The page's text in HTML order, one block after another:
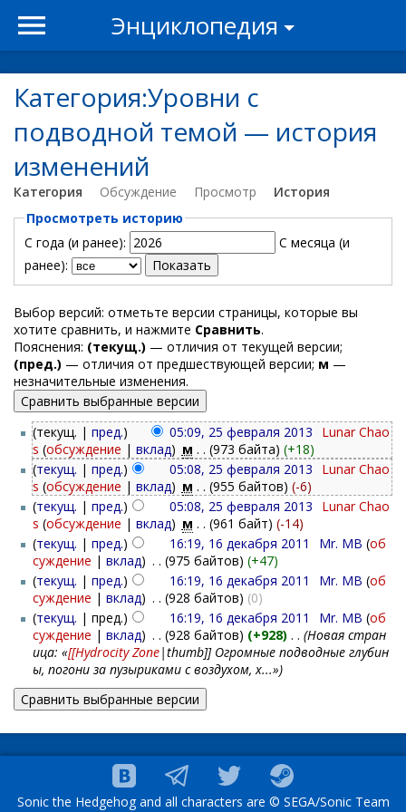
Энциклопедия
Категория:Уровни с
подводной темой — история
изменений
Категория Обсуждение Просмотр
История
Просмотреть историю
С года (и ранее):
С месяца (и
ранее):
Выбор версий: отметьте версии страницы, которые вы
хотите сравнить, и нажмите Сравнить.
Пояснения: (текущ.) — отличия от текущей версии;
(пред.) — отличия от предшествующей версии; м —
незначительные изменения.
(текущ. | пред.) 05:09, 25 февраля 2013
Lunar Chao
s (обсуждение | вклад) м . . (973 байта) (+18)
(текущ. | пред.) 05:08, 25 февраля 2013
Lunar Chao
s (обсуждение | вклад) м . . (955 байтов) (-6)
(текущ. | пред.) 05:08, 25 февраля 2013
Lunar Chao
s (обсуждение | вклад) м . . (961 байт) (-14)
(текущ. | пред.) 16:19, 16 декабря 2011 Mr. MB (об
суждение | вклад) . . (975 байтов) (+47)
(текущ. | пред.) 16:19, 16 декабря 2011 Mr. MB (об
суждение | вклад) . . (928 байтов) (0)
(текущ. | пред.) 16:19, 16 декабря 2011 Mr. MB (об
суждение | вклад) . . (928 байтов) (+928) . . (Новая стран
ица: «[[Hydrocity Zone|thumb]] Огромные подводные глубин
ы, погони за пузыриками с воздухом, х...»)
Sonic the Hedgehog and all characters are © SEGA/Sonic Team